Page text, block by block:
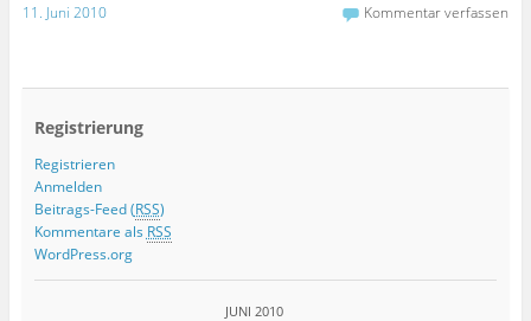
11. Juni 2010 Kommentar verfassen
Registrierung
Registrieren
Anmelden
Beitrags-Feed (RSS)
Kommentare als RSS
WordPress.org
JUNI 2010